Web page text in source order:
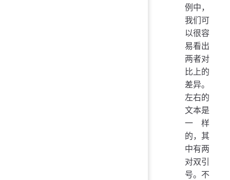
例中，
我们可
以很容
易看出
两者对
比上的
差异。
左右的
文本是
一样
的，其
中有两
对双引
号。不